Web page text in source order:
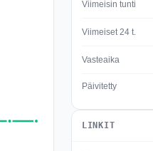
Viimeisin tunti
Viimeiset 24 t.
Vasteaika
Päivitetty
LINKIT